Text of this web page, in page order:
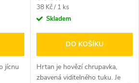
jícnu
Měrná
cena:
38 Kč / 1 ks
Skladem
DO KOŠÍKU
Hrtan je hovězí chrupavka,
zbavená viditelného tuku. Je